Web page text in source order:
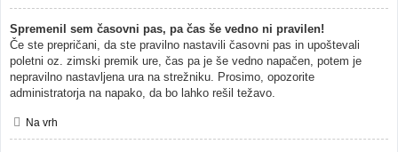
Spremenil sem časovni pas, pa čas še vedno ni pravilen!
Če ste prepričani, da ste pravilno nastavili časovni pas in upoštevali
poletni oz. zimski premik ure, čas pa je še vedno napačen, potem je
nepravilno nastavljena ura na strežniku. Prosimo, opozorite
administratorja na napako, da bo lahko rešil težavo.
Na vrh